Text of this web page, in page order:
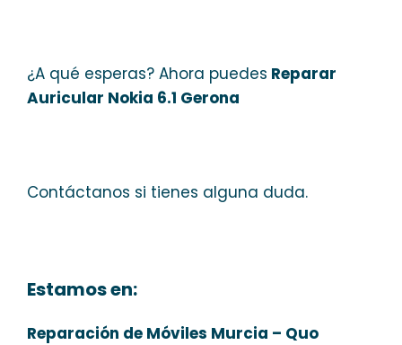
¿A qué esperas? Ahora puedes Reparar
Auricular Nokia 6.1 Gerona
Contáctanos si tienes alguna duda.
Estamos en:
Reparación de Móviles Murcia – Quo